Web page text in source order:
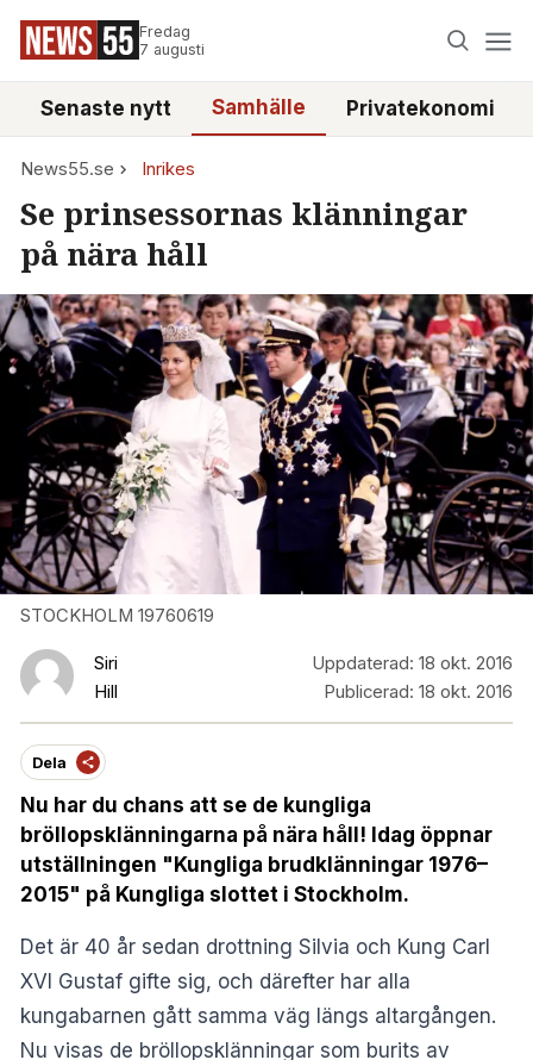
Fredag
7 augusti
Senaste nytt Samhälle Privatekonomi
News55.se Inrikes
Se prinsessornas klänningar
på nära håll
STOCKHOLM 19760619
Siri
Hill
Uppdaterad: 18 okt. 2016
Publicerad: 18 okt. 2016
Dela
Nu har du chans att se de kungliga
bröllopsklänningarna på nära håll! Idag öppnar
utställningen "Kungliga brudklänningar 1976–
2015" på Kungliga slottet i Stockholm.
Det är 40 år sedan drottning Silvia och Kung Carl
XVI Gustaf gifte sig, och därefter har alla
kungabarnen gått samma väg längs altargången.
Nu visas de bröllopsklänningar som burits av